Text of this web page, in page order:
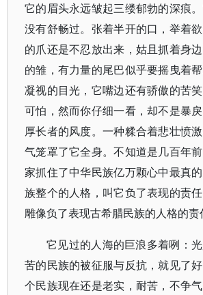
它的眉头永远皱起三缕郁勃的深痕
没有舒畅过。张着半开的口，举着
的爪还是不忍放出来，姑且抓着身
的雏，有力量的尾巴似乎要摇曳着
凝视的目光，它嘴边还有骄傲的苦
可怕，然而你仔细一看，却不是暴
厚长者的风度。一种糅合着悲壮愤
气笼罩了它全身。不知道是几百年
家抓住了中华民族亿万颗心中最真
族整个的人格，叫它负了表现的责
雕像负了表现古希腊民族的人格的责
它见过的人海的巨浪多着咧：
苦的民族的被征服与反抗，就见了
个民族现在还是老实，耐苦，不争